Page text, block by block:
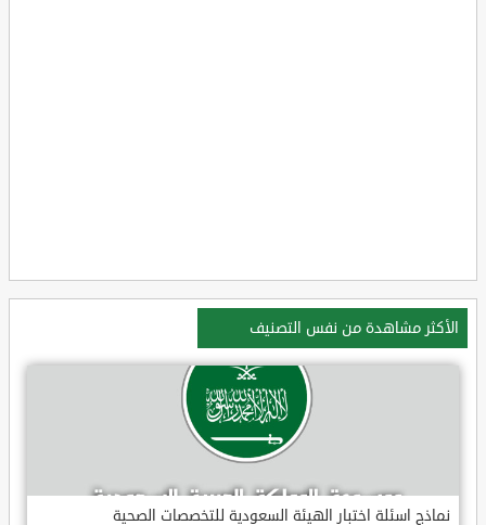
الأكثر مشاهدة من نفس التصنيف
نماذج اسئلة اختبار الهيئة السعودية للتخصصات الصحية